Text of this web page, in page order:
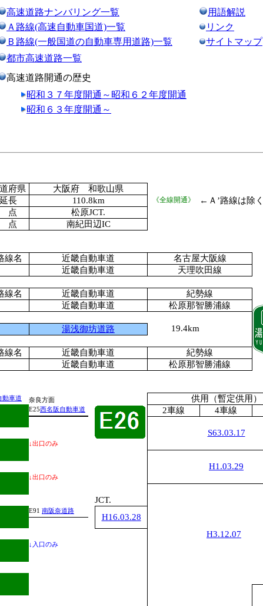
高速道路ナンバリング一覧
用語解説
Ａ路線(高速自動車国道)一覧
リンク
Ｂ路線(一般国道の自動車専用道路)一覧
サイトマップ
都市高速道路一覧
高速道路開通の歴史
昭和３７年度開通～昭和６２年度開通
昭和６３年度開通～
府県
大阪府 和歌山県
長
110.8km 《全線開通》
←Ａ’路線は除く
松原JCT.
南紀田辺IC
線名
近畿自動車道
名古屋大阪線
近畿自動車道 天理吹田線
線名
近畿自動車道
紀勢線
近畿自動車道 松原那智勝浦線
湯浅御坊道路 19.4km
線名
近畿自動車道
紀勢線
近畿自動車道 松原那智勝浦線
動車道 奈良方面 供用（暫定供用）
E25西名阪自動車道 2車線 4車線
S63.03.17
↓出口のみ
H1.03.29
↓出口のみ
H3.12.07
JCT.
E91 南阪奈道路
H16.03.28
↓入口のみ